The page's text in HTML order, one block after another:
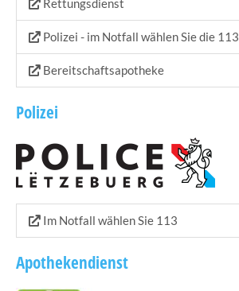
Regionale Sozialzenter Norden
Servior
SuperDrecksKëscht
Sidec
Mobilitéits Zentral
Late-Night Bus Nordspëtzt
Night Rider
Guichet Unique PME
Rettungsdienst
Polizei - im Notfall wählen Sie die 113
Bereitschaftsapotheke
Polizei
Im Notfall wählen Sie 113
Apothekendienst